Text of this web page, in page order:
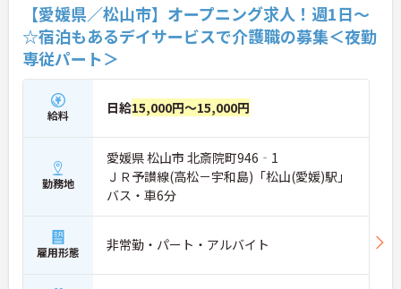
毎日の通勤がしやすい環境です
・最寄り駅から徒歩2分
・マイカー通勤可能
・駐車場利用可能
す♪
■ 地域に寄り添う介護を実践
利用者様と継続的に関われる環境です
・通い、訪問サービスを提供
・少人数利用者への支援
・レクリエーション業務あり
→ 利用者様一人ひとりに寄り添った介護を実践でき
【愛媛県／松山市】オープニング求人！週1日～
☆宿泊もあるデイサービスで介護職の募集＜夜勤
専従パート＞
給料 日給15,000円～15,000円
勤務地
愛媛県 松山市 北斎院町946‐1
ＪＲ予讃線(高松－宇和島)「松山(愛媛)駅」
バス・車6分
雇用形態 非常勤・パート・アルバイト